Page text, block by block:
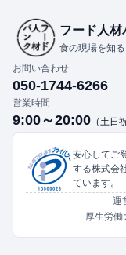
フード人材
食の現場を知
お問い合わせ
050-1744-6266
営業時間
9:00～20:00 （土日
安心してご
する株式会
ています。
運
厚生労働